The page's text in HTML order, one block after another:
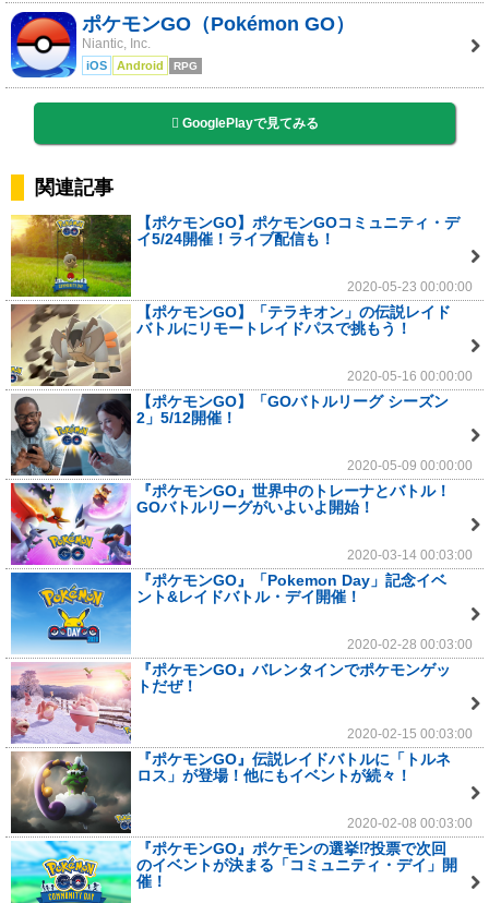
ポケモンGO（Pokémon GO）
Niantic, Inc.
iOS Android RPG
GooglePlayで見てみる
関連記事
【ポケモンGO】ポケモンGOコミュニティ・デ
イ5/24開催！ライブ配信も！
2020-05-23 00:00:00
【ポケモンGO】「テラキオン」の伝説レイド
バトルにリモートレイドパスで挑もう！
2020-05-16 00:00:00
【ポケモンGO】「GOバトルリーグ シーズン
2」5/12開催！
2020-05-09 00:00:00
『ポケモンGO』世界中のトレーナとバトル！
GOバトルリーグがいよいよ開始！
2020-03-14 00:03:00
『ポケモンGO』「Pokemon Day」記念イベ
ント&レイドバトル・デイ開催！
2020-02-28 00:03:00
『ポケモンGO』バレンタインでポケモンゲッ
トだぜ！
2020-02-15 00:03:00
『ポケモンGO』伝説レイドバトルに「トルネ
ロス」が登場！他にもイベントが続々！
2020-02-08 00:03:00
『ポケモンGO』ポケモンの選挙⁉投票で次回
のイベントが決まる「コミュニティ・デイ」開
催！